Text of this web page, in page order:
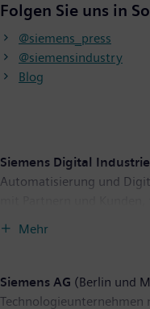
Folgen Sie uns in
@siemens_press
@siemensindustry
Blog
Siemens Digital
Automatisierung und
in der Prozess- und
Integration und
Wertschöpfungskette.
Mehr
Siemens AG (Berlin und
Technologieunternehmen